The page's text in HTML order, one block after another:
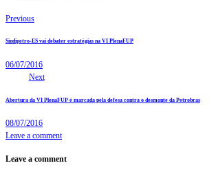
Previous
Sindipetro-ES vai debater estratégias na VI PlenaFUP
06/07/2016
Next
Abertura da VI PlenaFUP é marcada pela defesa contra o desmonte da Petrobras
08/07/2016
Leave a comment
Leave a comment